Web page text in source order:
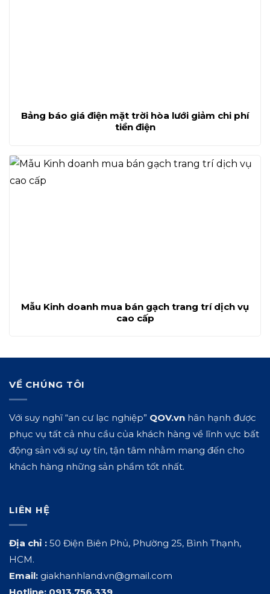
Bảng báo giá điện mặt trời hòa lưới giảm chi phí
tiền điện
Mẫu Kinh doanh mua bán gạch trang trí dịch vụ
cao cấp
VỀ CHÚNG TÔI
Với suy nghĩ “an cư lạc nghiệp” QOV.vn hân hạnh được
phục vụ tất cả nhu cầu của khách hàng về lĩnh vực bất
động sản với sự uy tín, tận tâm nhằm mang đến cho
khách hàng những sản phẩm tốt nhất.
LIÊN HỆ
Địa chỉ : 50 Điện Biên Phủ, Phường 25, Bình Thạnh,
HCM.
Email: giakhanhland.vn@gmail.com
Hotline: 0913.756.339